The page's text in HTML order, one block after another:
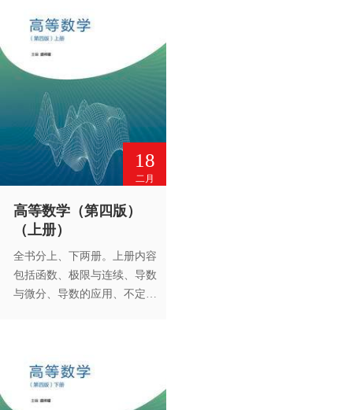
18
二月
高等数学（第四版）
（上册）
全书分上、下两册。上册内容
包括函数、极限与连续、导数
与微分、导数的应用、不定积
有“*”的内容，可供选学。